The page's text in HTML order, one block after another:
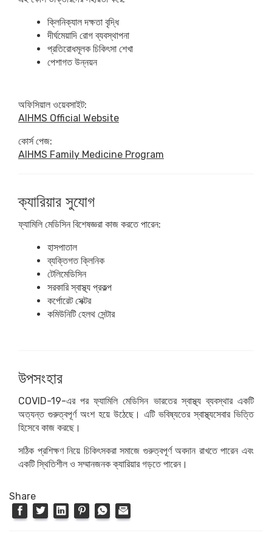
ক্লিনিক্যাল দক্ষতা বৃদ্ধি
দীর্ঘমেয়াদি রোগ ব্যবস্থাপনা
প্রতিরোধমূলক চিকিৎসা শেখা
পেশাগত উন্নয়ন
অফিসিয়াল ওয়েবসাইট:
AIHMS Official Website
কোর্স পেজ:
AIHMS Family Medicine Program
ক্যারিয়ার সুযোগ
ফ্যামিলি মেডিসিন বিশেষজ্ঞরা কাজ করতে পারেন:
হাসপাতাল
ব্যক্তিগত ক্লিনিক
টেলিমেডিসিন
সরকারি স্বাস্থ্য প্রকল্প
কর্পোরেট সেক্টর
কমিউনিটি হেলথ সেন্টার
উপসংহার
COVID-19-এর পর ফ্যামিলি মেডিসিন ভারতের স্বাস্থ্য ব্যবস্থার একটি
অত্যন্ত গুরুত্বপূর্ণ অংশ হয়ে উঠেছে। এটি ভবিষ্যতের স্বাস্থ্যসেবার ভিত্তি
হিসেবে কাজ করছে।
সঠিক প্রশিক্ষণ নিয়ে চিকিৎসকরা সমাজে গুরুত্বপূর্ণ অবদান রাখতে পারেন এবং
একটি স্থিতিশীল ও সম্মানজনক ক্যারিয়ার গড়তে পারেন।
Share